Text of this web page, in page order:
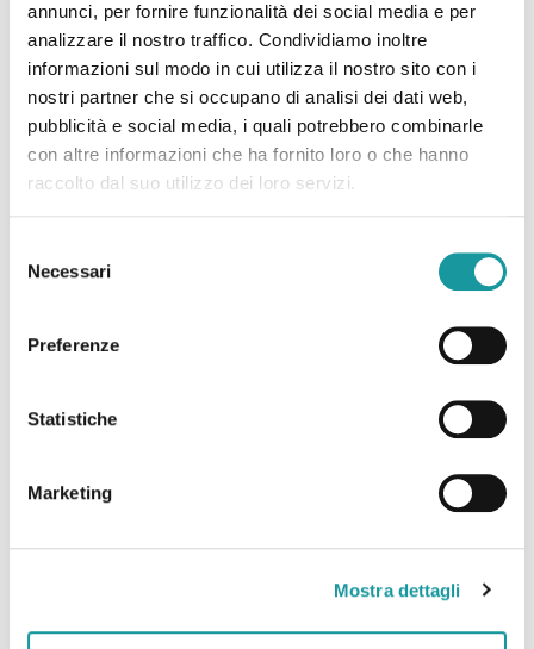
annunci, per fornire funzionalità dei social media e per
analizzare il nostro traffico. Condividiamo inoltre
informazioni sul modo in cui utilizza il nostro sito con i
nostri partner che si occupano di analisi dei dati web,
pubblicità e social media, i quali potrebbero combinarle
con altre informazioni che ha fornito loro o che hanno
raccolto dal suo utilizzo dei loro servizi.
delNecessari
Preferenze
Statistiche
Marketing
Mostra dettagli
Leggi tutto
all’infermiere che portò il sorriso in corsia. “Anima